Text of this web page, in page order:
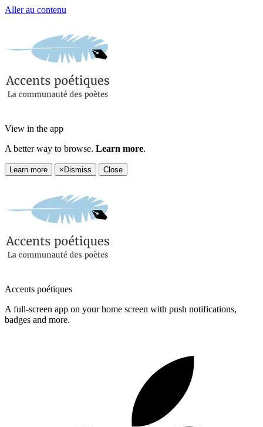
Aller au contenu
View in the app
A better way to browse. Learn more.
Learn more × Dismiss Close
Accents poétiques
A full-screen app on your home screen with push notifications,
badges and more.